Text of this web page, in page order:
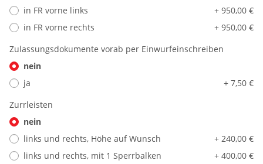
in FR vorne links
+ 950,00 €
in FR vorne rechts
+ 950,00 €
Zulassungsdokumente vorab per Einwurfeinschreiben
nein
ja
+ 7,50 €
Zurrleisten
nein
links und rechts, Höhe auf Wunsch
+ 240,00 €
links und rechts, mit 1 Sperrbalken
+ 400,00 €